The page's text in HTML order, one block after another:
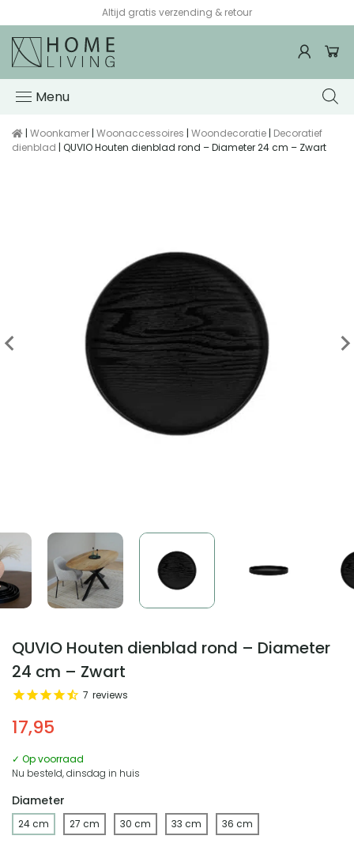
Altijd gratis verzending & retour
Menu
| Woonkamer | Woonaccessoires | Woondecoratie | Decoratief
dienblad | QUVIO Houten dienblad rond – Diameter 24 cm – Zwart
QUVIO Houten dienblad rond – Diameter
24 cm – Zwart
17,95
7 reviews
✓ Op voorraad
Nu besteld, dinsdag in huis
Diameter
24 cm 27 cm 30 cm 33 cm 36 cm